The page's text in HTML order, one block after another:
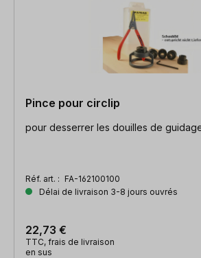
Pince pour circlip
pour desserrer les douilles de
Réf. art. : FA-162100100
Délai de livraison 3-8 jours ouvrés
22,73 €
TTC, frais de livraison
en sus